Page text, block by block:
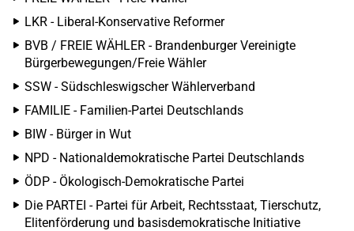
LKR - Liberal-Konservative Reformer
BVB / FREIE WÄHLER - Brandenburger Vereinigte
Bürgerbewegungen/Freie Wähler
SSW - Südschleswigscher Wählerverband
FAMILIE - Familien-Partei Deutschlands
BIW - Bürger in Wut
NPD - Nationaldemokratische Partei Deutschlands
ÖDP - Ökologisch-Demokratische Partei
Die PARTEI - Partei für Arbeit, Rechtsstaat, Tierschutz,
Elitenförderung und basisdemokratische Initiative